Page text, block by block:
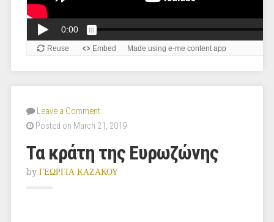
Leave a Comment
Posted on March 21, 2019
Τα κράτη της Ευρωζώνης
by ΓΕΩΡΓΙΑ ΚΑΖΑΚΟΥ